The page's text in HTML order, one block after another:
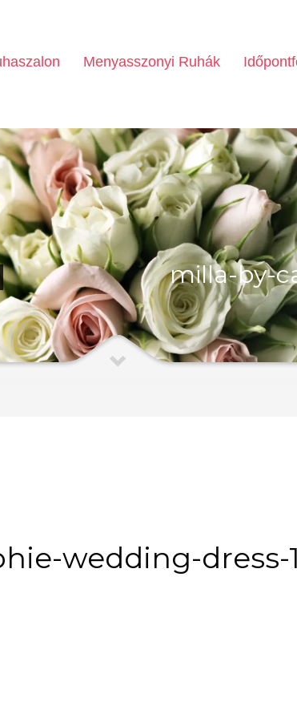
Menyasszonyi Ruhák
milla-by-
wedding-dress-